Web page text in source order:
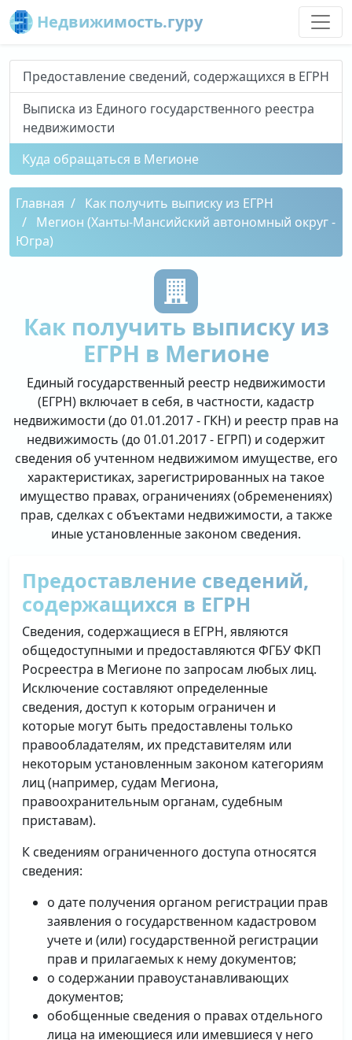
Недвижимость.гуру
Предоставление сведений, содержащихся в ЕГРН
Выписка из Единого государственного реестра
недвижимости
Куда обращаться в Мегионе
Главная
Как получить выписку из ЕГРН
Мегион (Ханты-Мансийский автономный округ -
Югра)
Как получить выписку из
ЕГРН в Мегионе
Единый государственный реестр недвижимости
(ЕГРН) включает в себя, в частности, кадастр
недвижимости (до 01.01.2017 - ГКН) и реестр прав на
недвижимость (до 01.01.2017 - ЕГРП) и содержит
сведения об учтенном недвижимом имуществе, его
характеристиках, зарегистрированных на такое
имущество правах, ограничениях (обременениях)
прав, сделках с объектами недвижимости, а также
иные установленные законом сведения.
Предоставление сведений,
содержащихся в ЕГРН
Сведения, содержащиеся в ЕГРН, являются
общедоступными и предоставляются ФГБУ ФКП
Росреестра в Мегионе по запросам любых лиц.
Исключение составляют определенные
сведения, доступ к которым ограничен и
которые могут быть предоставлены только
правообладателям, их представителям или
некоторым установленным законом категориям
лиц (например, судам Мегиона,
правоохранительным органам, судебным
приставам).
К сведениям ограниченного доступа относятся
сведения:
о дате получения органом регистрации прав
заявления о государственном кадастровом
учете и (или) государственной регистрации
прав и прилагаемых к нему документов;
о содержании правоустанавливающих
документов;
обобщенные сведения о правах отдельного
лица на имеющиеся или имевшиеся у него